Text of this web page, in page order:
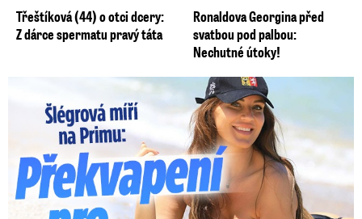
Třeštíková (44) o otci dcery:
Z dárce spermatu pravý táta
Ronaldova Georgina před
svatbou pod palbou:
Nechutné útoky!
Lucie Šlégrová míří na Primu. Překvapení pro sporťáky!